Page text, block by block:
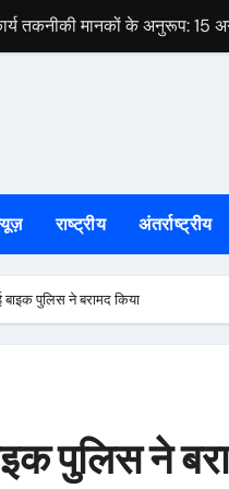
तकनीकी मानकों के अनुरूप: 15
के शिवभक्तों को मिला पहचान
और संगठन मजबूती पर दिया
सोरेन की पुण्यतिथि कार्यक्रम की
ने मुख्यमंत्री से की हस्तक्षेप की
राष्ट्रीय अंतर्राष्ट्रीय
बाइक पुलिस ने बरामद किया
पुलिस ने